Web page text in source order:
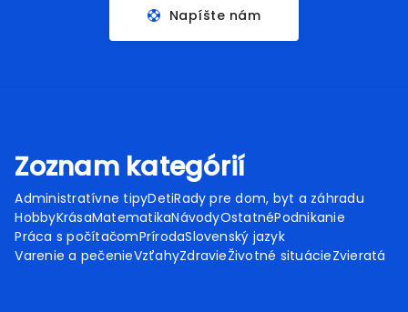
Napíšte nám
Zoznam kategórií
Administratívne tipyDetiRady pre dom, byt a záhradu
HobbyKrásaMatematikaNávodyOstatnéPodnikanie
Práca s počítačomPrírodaSlovenský jazyk
Varenie a pečenieVzťahyZdravieŽivotné situácieZvieratá